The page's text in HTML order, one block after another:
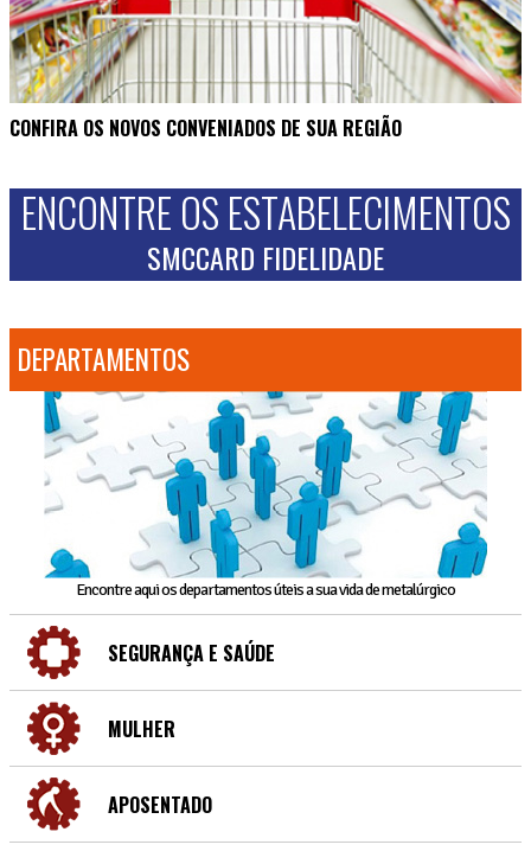
CONFIRA OS NOVOS CONVENIADOS DE SUA REGIÃO
ENCONTRE OS ESTABELECIMENTOS
SMCCARD FIDELIDADE
DEPARTAMENTOS
Encontre aqui os departamentos úteis a sua vida de metalúrgico
SEGURANÇA E SAÚDE
MULHER
APOSENTADO